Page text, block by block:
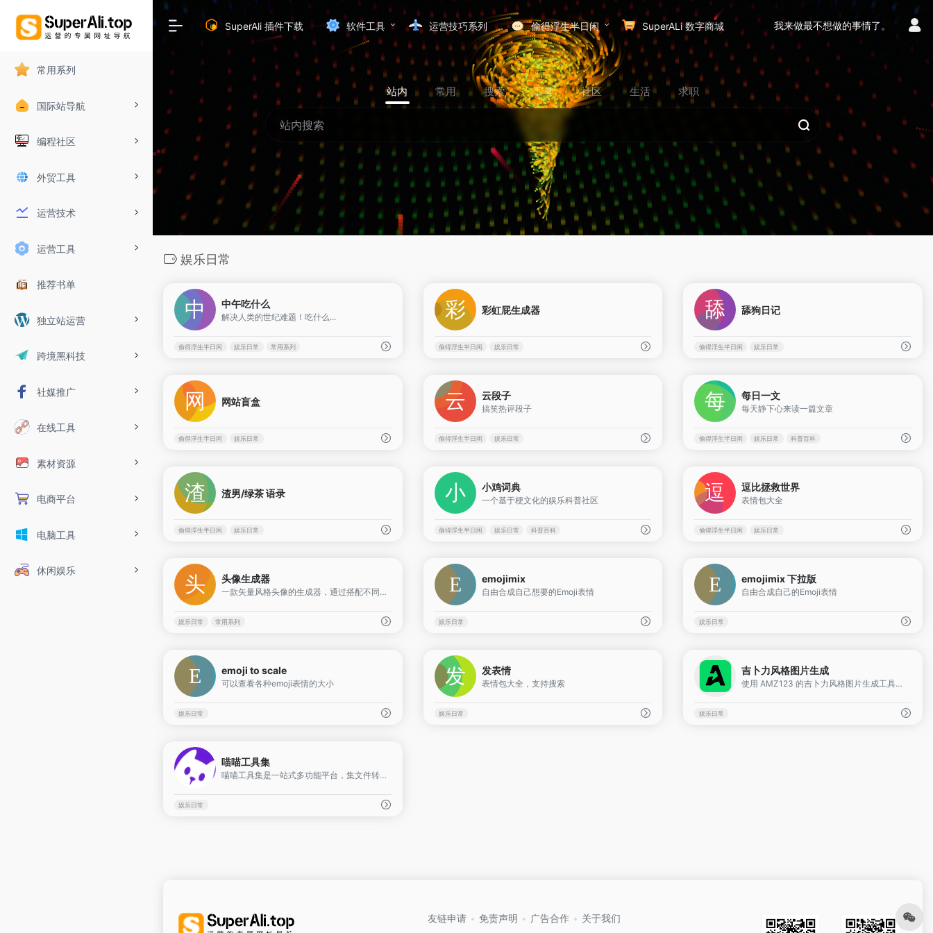
常用系列
国际站导航
编程社区
外贸工具
运营技术
运营工具
推荐书单
独立站运营
跨境黑科技
社媒推广
在线工具
素材资源
电商平台
电脑工具
休闲娱乐
SuperAli 插件下载 软件工具 运营技巧系列 偷得浮生半日闲 SuperALi 数字商城 我来做最不想做的事情了。
站内 常用 搜索 工具 社区 生活 求职
娱乐日常
中午吃什么
解决人类的世纪难题！吃什么...
偷得浮生半日闲 娱乐日常 常用系列
彩虹屁生成器
偷得浮生半日闲 娱乐日常
舔狗日记
偷得浮生半日闲 娱乐日常
网站盲盒
偷得浮生半日闲 娱乐日常
云段子
搞笑热评段子
偷得浮生半日闲 娱乐日常
每日一文
每天静下心来读一篇文章
偷得浮生半日闲 娱乐日常 科普百科
渣男/绿茶 语录
偷得浮生半日闲 娱乐日常
小鸡词典
一个基于梗文化的娱乐科普社区
偷得浮生半日闲 娱乐日常 科普百科
逗比拯救世界
表情包大全
偷得浮生半日闲 娱乐日常
头像生成器
一款矢量风格头像的生成器，通过搭配不同的素材组件，生成属于自己的个性化头像。
娱乐日常 常用系列
emojimix
自由合成自己想要的Emoji表情
娱乐日常
emojimix 下拉版
自由合成自己的Emoji表情
娱乐日常
emoji to scale
可以查看各种emoji表情的大小
娱乐日常
发表情
表情包大全，支持搜索
娱乐日常
吉卜力风格图片生成
使用 AMZ123 的吉卜力风格图片生成工具，只需上传、点击生成，即可通过AI技术让你的人物、宠物或风景等照片拥有专属吉卜力动漫风格。
娱乐日常
喵喵工具集
喵喵工具集是一站式多功能平台，集文件转换、PDF编辑、AI工具、图片处理功能为一体。
娱乐日常
友链申请 免责声明 广告合作 关于我们